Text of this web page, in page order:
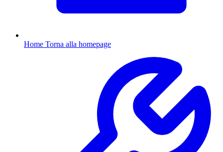
Home Torna alla homepage